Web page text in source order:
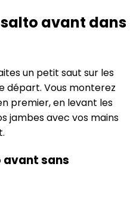
avant dans
un petit saut sur les
départ. Vous monterez
premier, en levant les
jambes avec vos mains
avant sans